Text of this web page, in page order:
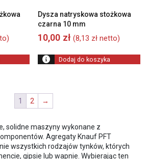
Dysza natryskowa stożkowa
czarna 10 mm
10,00 zł (8,13 zł netto)
Dodaj do koszyka
1 2 →
solidne maszyny wykonane z
Agregaty Knauf PFT
wszystkich rodzajów tynków, których
gipsie lub wapnie. Wybierając ten